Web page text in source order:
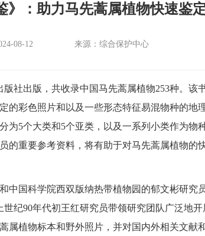
》：助力马先蒿属植物快速鉴
08-12 来源：综合保护中心
出版，共收录中国马先蒿属植物253种。该
的彩色照片和以及一些形态特征易混物种的地
为5个大类和5个亚类，以及一系列小类作为物
的重要参考资料，将有助于对马先蒿属植物的
国科学院西双版纳热带植物园的郁文彬研究
纪90年代初王红研究员带领研究团队广泛地
属植物标本和野外照片，并对国内外相关文献